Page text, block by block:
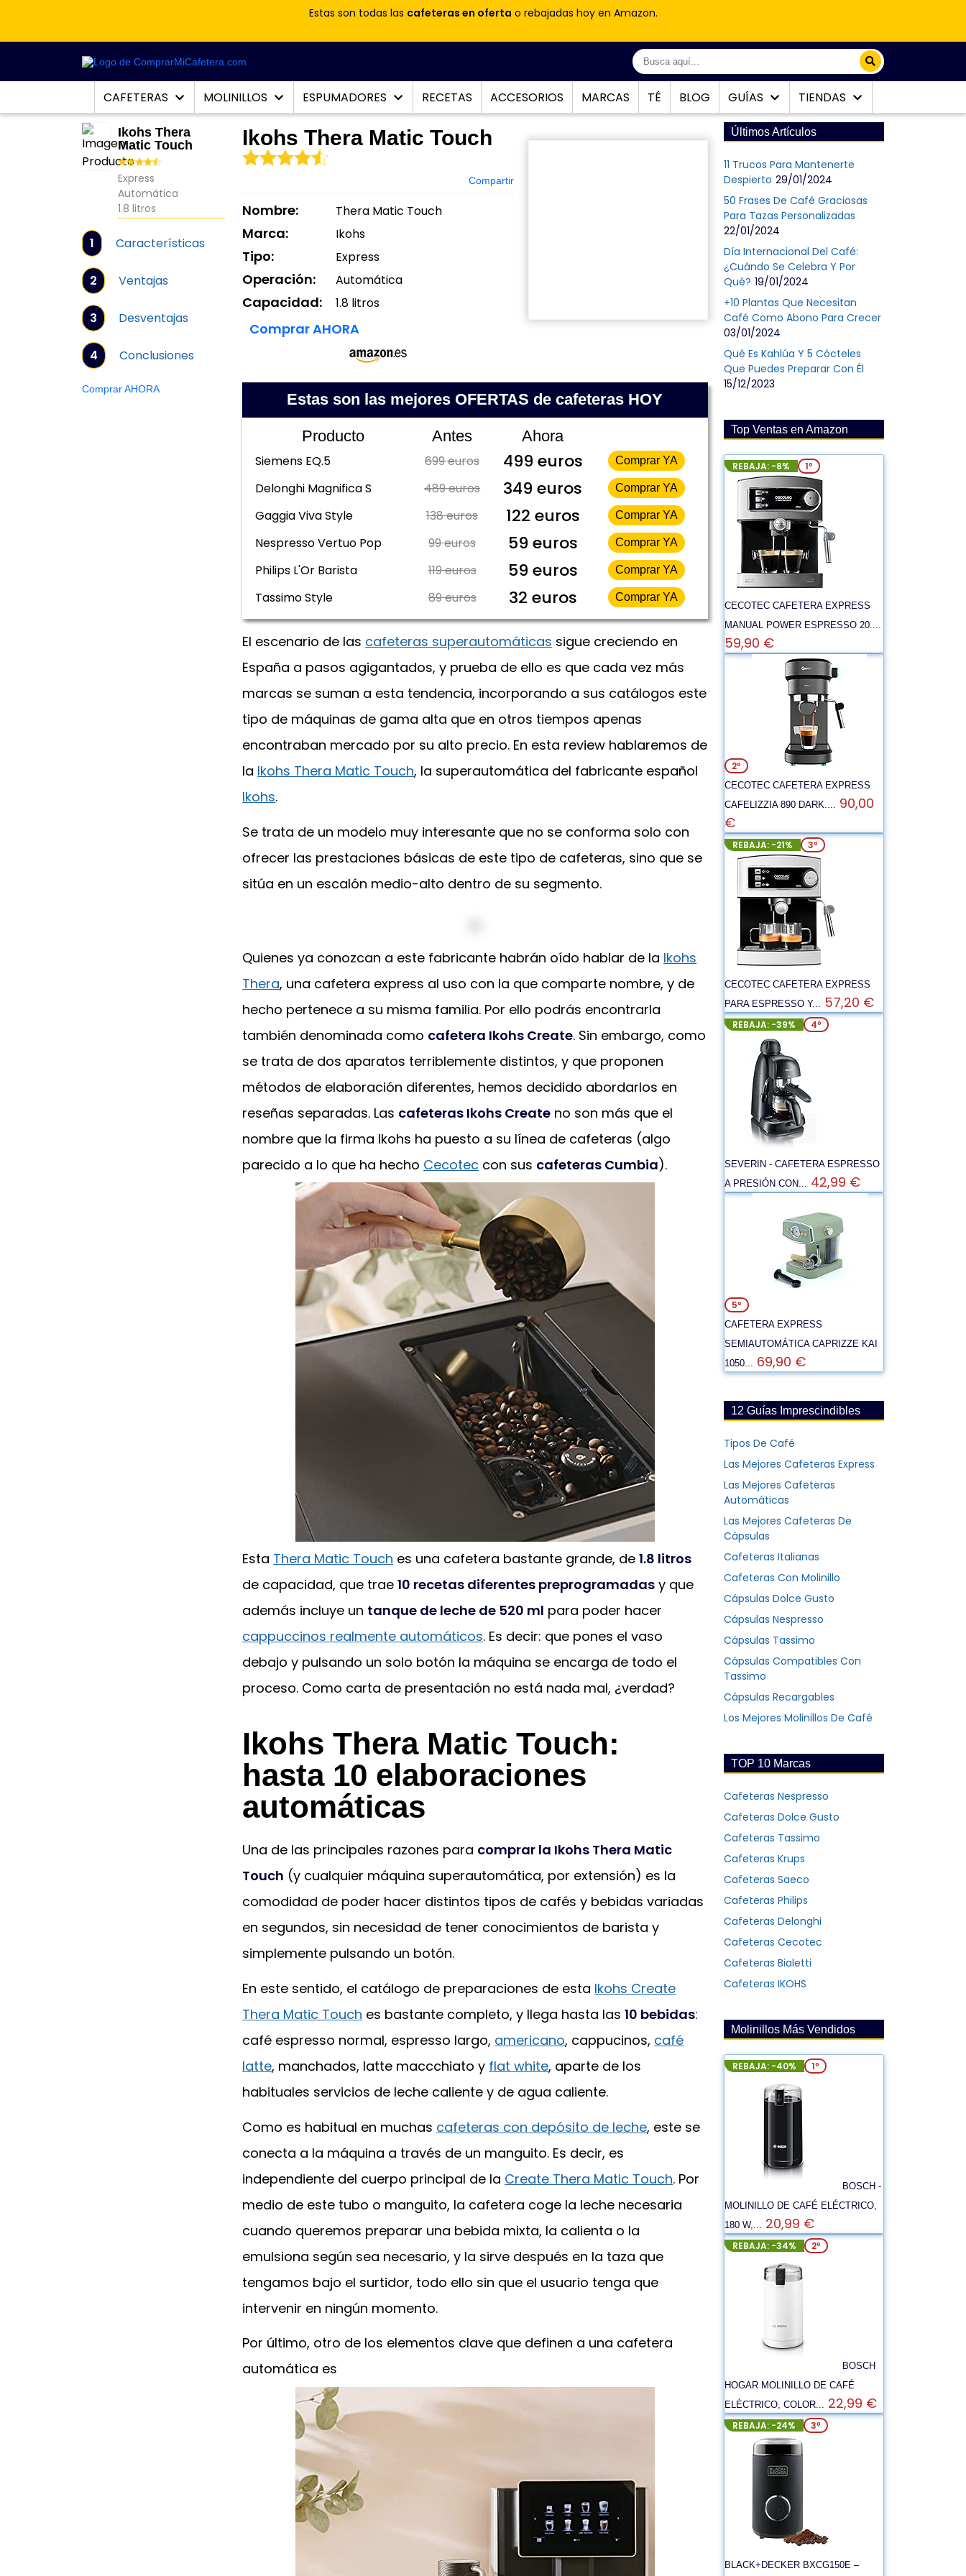
Estas son todas las cafeteras en oferta o rebajadas hoy en Amazon.
CAFETERAS MOLINILLOS ESPUMADORES RECETAS ACCESORIOS MARCAS TÉ BLOG GUÍAS TIENDAS
Ikohs Thera
Matic Touch
Express
Automática
1.8 litros
1 Características
2 Ventajas
3 Desventajas
4 Conclusiones
Comprar AHORA
Ikohs Thera Matic Touch
Compartir
Nombre: Thera Matic Touch
Marca: Ikohs
Tipo: Express
Operación: Automática
Capacidad: 1.8 litros
Comprar AHORA
Estas son las mejores OFERTAS de cafeteras HOY
Producto Antes Ahora
Siemens EQ.5 699 euros 499 euros Comprar YA
Delonghi Magnifica S 489 euros 349 euros Comprar YA
Gaggia Viva Style 138 euros 122 euros Comprar YA
Nespresso Vertuo Pop 99 euros 59 euros Comprar YA
Philips L'Or Barista 119 euros 59 euros Comprar YA
Tassimo Style 89 euros 32 euros Comprar YA
El escenario de las cafeteras superautomáticas sigue creciendo en
España a pasos agigantados, y prueba de ello es que cada vez más
marcas se suman a esta tendencia, incorporando a sus catálogos este
tipo de máquinas de gama alta que en otros tiempos apenas
encontraban mercado por su alto precio. En esta review hablaremos de
la Ikohs Thera Matic Touch, la superautomática del fabricante español
Ikohs.
Se trata de un modelo muy interesante que no se conforma solo con
ofrecer las prestaciones básicas de este tipo de cafeteras, sino que se
sitúa en un escalón medio-alto dentro de su segmento.
Quienes ya conozcan a este fabricante habrán oído hablar de la Ikohs
Thera, una cafetera express al uso con la que comparte nombre, y de
hecho pertenece a su misma familia. Por ello podrás encontrarla
también denominada como cafetera Ikohs Create. Sin embargo, como
se trata de dos aparatos terriblemente distintos, y que proponen
métodos de elaboración diferentes, hemos decidido abordarlos en
reseñas separadas. Las cafeteras Ikohs Create no son más que el
nombre que la firma Ikohs ha puesto a su línea de cafeteras (algo
parecido a lo que ha hecho Cecotec con sus cafeteras Cumbia).
Esta Thera Matic Touch es una cafetera bastante grande, de1.8 litros
de capacidad, que trae10 recetas diferentes preprogramadas y que
además incluye un tanque de leche de 520 ml para poder hacer
cappuccinos realmente automáticos. Es decir: que pones el vaso
debajo y pulsando un solo botón la máquina se encarga de todo el
proceso. Como carta de presentación no está nada mal, ¿verdad?
Ikohs Thera Matic Touch:
hasta 10 elaboraciones
automáticas
Una de las principales razones para comprar la Ikohs Thera Matic
Touch (y cualquier máquina superautomática, por extensión) es la
comodidad de poder hacer distintos tipos de cafés y bebidas variadas
en segundos, sin necesidad de tener conocimientos de barista y
simplemente pulsando un botón.
En este sentido, el catálogo de preparaciones de esta Ikohs Create
Thera Matic Touch es bastante completo, y llega hasta las10 bebidas:
café espresso normal, espresso largo, americano, cappucinos, café
latte, manchados, latte maccchiato y flat white, aparte de los
habituales servicios de leche caliente y de agua caliente.
Como es habitual en muchas cafeteras con depósito de leche, este se
conecta a la máquina a través de un manguito. Es decir, es
independiente del cuerpo principal de la Create Thera Matic Touch. Por
medio de este tubo o manguito, la cafetera coge la leche necesaria
cuando queremos preparar una bebida mixta, la calienta o la
emulsiona según sea necesario, y la sirve después en la taza que
tengamos bajo el surtidor, todo ello sin que el usuario tenga que
intervenir en ningún momento.
Por último, otro de los elementos clave que definen a una cafetera
automática es
Últimos Artículos
11 Trucos Para Mantenerte
Despierto 29/01/2024
50 Frases De Café Graciosas
Para Tazas Personalizadas
22/01/2024
Día Internacional Del Café:
¿Cuándo Se Celebra Y Por
Qué? 19/01/2024
+10 Plantas Que Necesitan
Café Como Abono Para Crecer
03/01/2024
Qué Es Kahlúa Y 5 Cócteles
Que Puedes Preparar Con Él
15/12/2023
Top Ventas en Amazon
REBAJA: -8% 1º
CECOTEC CAFETERA EXPRESS
MANUAL POWER ESPRESSO 20....
59,90 €
2º
CECOTEC CAFETERA EXPRESS
CAFELIZZIA 890 DARK.... 90,00
€
REBAJA: -21% 3º
CECOTEC CAFETERA EXPRESS
PARA ESPRESSO Y... 57,20 €
REBAJA: -39% 4º
SEVERIN - CAFETERA ESPRESSO
A PRESIÓN CON... 42,99 €
5º
CAFETERA EXPRESS
SEMIAUTOMÁTICA CAPRIZZE KAI
1050... 69,90 €
12 Guías Imprescindibles
Tipos De Café
Las Mejores Cafeteras Express
Las Mejores Cafeteras
Automáticas
Las Mejores Cafeteras De
Cápsulas
Cafeteras Italianas
Cafeteras Con Molinillo
Cápsulas Dolce Gusto
Cápsulas Nespresso
Cápsulas Tassimo
Cápsulas Compatibles Con
Tassimo
Cápsulas Recargables
Los Mejores Molinillos De Café
TOP 10 Marcas
Cafeteras Nespresso
Cafeteras Dolce Gusto
Cafeteras Tassimo
Cafeteras Krups
Cafeteras Saeco
Cafeteras Philips
Cafeteras Delonghi
Cafeteras Cecotec
Cafeteras Bialetti
Cafeteras IKOHS
Molinillos Más Vendidos
REBAJA: -40% 1º
BOSCH -
MOLINILLO DE CAFÉ ELÉCTRICO,
180 W,... 20,99 €
REBAJA: -34% 2º
BOSCH
HOGAR MOLINILLO DE CAFÉ
ELÉCTRICO, COLOR... 22,99 €
REBAJA: -24% 3º
BLACK+DECKER BXCG150E –